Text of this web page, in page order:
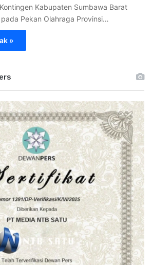
Kabupaten Sumbawa Barat
Pekan Olahraga Provinsi…
»